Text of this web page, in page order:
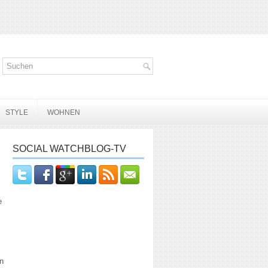
STYLE WOHNEN
SOCIAL WATCHBLOG-TV